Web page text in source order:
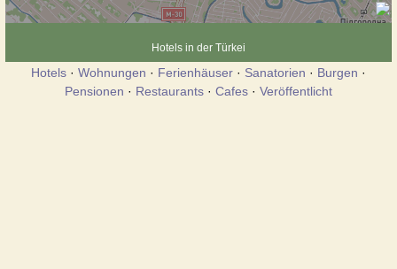
Hotels in der Türkei
Hotels · Wohnungen · Ferienhäuser · Sanatorien · Burgen ·
Pensionen · Restaurants · Cafes · Veröffentlicht